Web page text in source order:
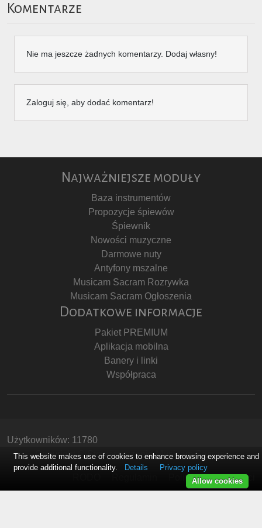
Komentarze
Nie ma jeszcze żadnych komentarzy. Dodaj własny!
Zaloguj się, aby dodać komentarz!
Najważniejsze moduły
Baza instrumentów
Propozycje śpiewów
Śpiewnik
Nowości muzyczne
Darmowe nuty
Antyfony mszalne
Musicam Sacram Rozrywka
Musicam Sacram Ogłoszenia
Dodatkowe informacje
Pakiet PREMIUM
Aplikacja mobilna
Banery i linki
Współpraca
Użytkowników: 11780
Copyright © Stowarzyszenie Musicam Sacram
Polityka Prywatności
This website makes use of cookies to enhance browsing experience and
provide additional functionality.
Details
Privacy policy
Allow cookies